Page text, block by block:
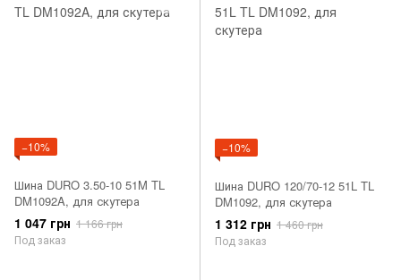
−10%
Шина DURO 3.50-10 51M TL
DM1092A, для скутера
1 047 грн 1 166 грн
Под заказ
−10%
Шина DURO 120/70-12 51L TL
DM1092, для скутера
1 312 грн 1 460 грн
Под заказ